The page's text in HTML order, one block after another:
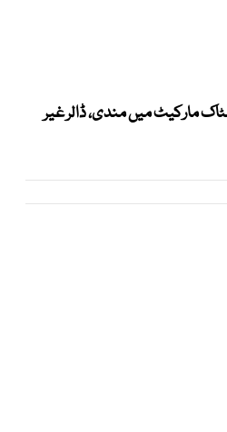
مارکیٹ میں مندی، ڈالر غیر